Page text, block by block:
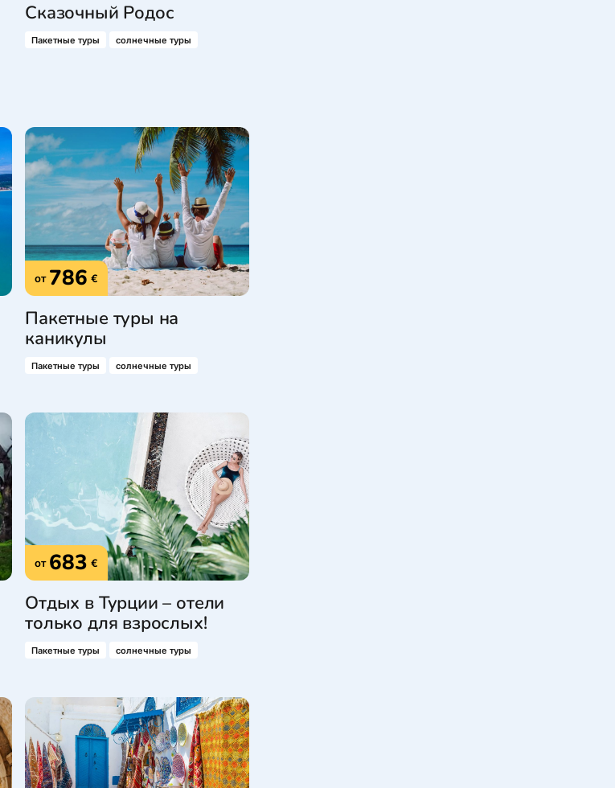
Сказочный Родос
Пакетные туры солнечные туры
от 786 €
Пакетные туры на
каникулы
Пакетные туры солнечные туры
от 683 €
Отдых в Турции – отели
только для взрослых!
Пакетные туры солнечные туры